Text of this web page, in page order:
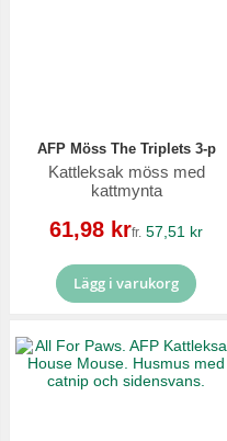
AFP Möss The Triplets 3-p
Kattleksak möss med
kattmynta
Reapris
61,98 krfr. 57,51 kr
Lägg i varukorg